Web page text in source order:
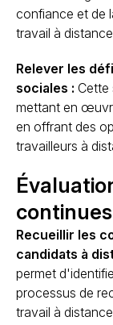
confiance et de
travail à
Relever les
sociales : Cette
mettant en
en offrant des
travailleurs à
continues
Recueillir les
candidats à
permet
processus de
travail à